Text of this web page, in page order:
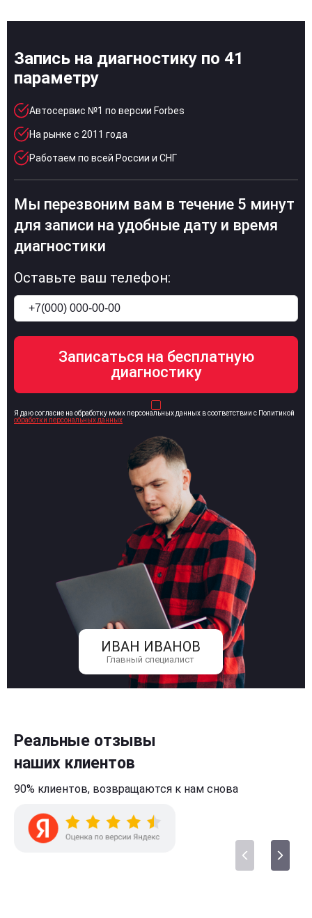
Запись на диагностику по 41
параметру
Автосервис №1 по версии Forbes
На рынке с 2011 года
Работаем по всей России и СНГ
ИВАН ИВАНОВ
Главный специалист
Мы перезвоним вам в течение 5 минут
для записи на удобные дату и время
диагностики
Оставьте ваш телефон:
Я даю согласие на обработку моих персональных данных в соответствии с Политикой
обработки персональных данных
Реальные отзывы
наших клиентов
90% клиентов, возвращаются к нам снова